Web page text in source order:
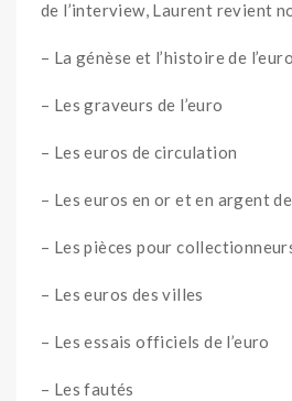
de l’interview, Laurent revient
– La génèse et l’histoire de l’euro
– Les graveurs de l’euro
– Les euros de circulation
– Les euros en or et en argent
– Les pièces pour
– Les euros des villes
– Les essais officiels de l’euro
– Les fautés